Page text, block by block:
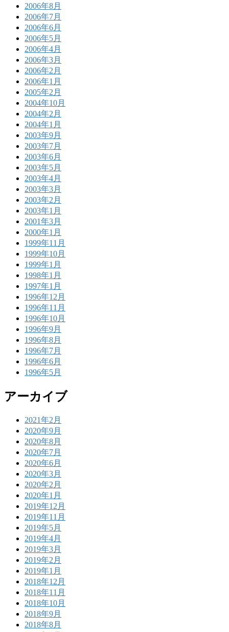
2006年8月
2006年7月
2006年6月
2006年5月
2006年4月
2006年3月
2006年2月
2006年1月
2005年2月
2004年10月
2004年2月
2004年1月
2003年9月
2003年7月
2003年6月
2003年5月
2003年4月
2003年3月
2003年2月
2003年1月
2001年3月
2000年1月
1999年11月
1999年10月
1999年1月
1998年1月
1997年1月
1996年12月
1996年11月
1996年10月
1996年9月
1996年8月
1996年7月
1996年6月
1996年5月
アーカイブ
2021年2月
2020年9月
2020年8月
2020年7月
2020年6月
2020年3月
2020年2月
2020年1月
2019年12月
2019年11月
2019年5月
2019年4月
2019年3月
2019年2月
2019年1月
2018年12月
2018年11月
2018年10月
2018年9月
2018年8月